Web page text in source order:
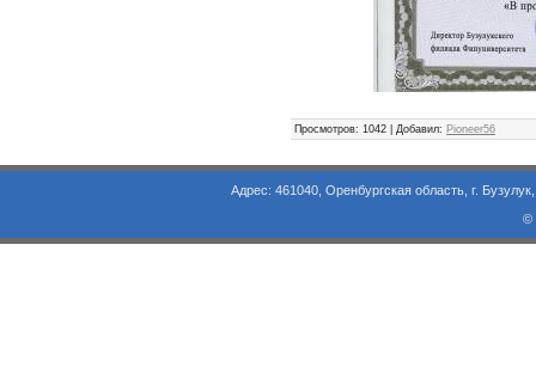
Просмотров: 1042 | Добавил: Pioneer56
Адрес: 461040, Оренбургская область, г. Бузулук, ул.
©